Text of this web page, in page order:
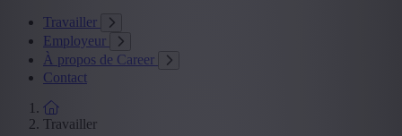
Travailler
Employeur
À propos de Career
Contact
Travailler